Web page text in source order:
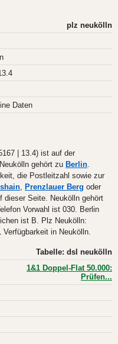
plz neukölln
Daten
| 13.4) ist auf der
gehört zu Berlin.
die Postleitzahl sowie zur
, Prenzlauer Berg oder
dieser Seite. Neukölln gehört
Vorwahl ist 030. Berlin
ist B. Plz Neukölln:
Verfügbarkeit in Neukölln.
Tabelle: dsl neukölln
1&1 Doppel-Flat 50.000:
Prüfen...